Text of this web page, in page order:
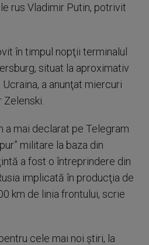
rus Vladimir Putin, potrivit
în timpul nopţii terminalul
situat la aproximativ
a anunţat miercuri
a mai declarat pe Telegram
militare la baza din
a fost o întreprindere din
implicată în producţia de
km de linia frontului, scrie
cele mai noi știri, la